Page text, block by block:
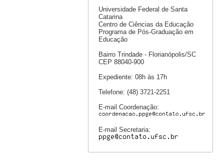
Universidade Federal de Santa
Catarina
Centro de Ciências da Educação
Programa de Pós-Graduação em
Educação
Bairro Trindade - Florianópolis/SC
CEP 88040-900
Expediente: 08h às 17h
Telefone: (48) 3721-2251
E-mail Coordenação:
E-mail Secretaria: